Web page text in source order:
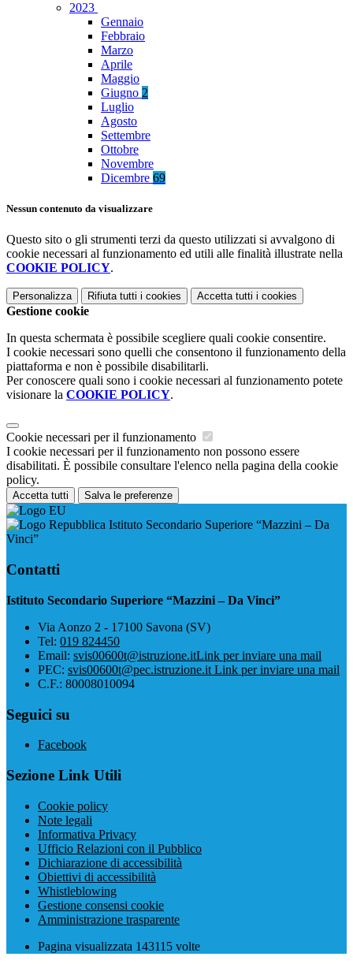
2023
Gennaio
Febbraio
Marzo
Aprile
Maggio
Giugno 2
Luglio
Agosto
Settembre
Ottobre
Novembre
Dicembre 69
Nessun contenuto da visualizzare
Questo sito o gli strumenti terzi da questo utilizzati si avvalgono di
cookie necessari al funzionamento ed utili alle finalità illustrate nella
COOKIE POLICY.
Personalizza Rifiuta tutti i cookies Accetta tutti i cookies
Gestione cookie
In questa schermata è possibile scegliere quali cookie consentire.
I cookie necessari sono quelli che consentono il funzionamento della
piattaforma e non è possibile disabilitarli.
Per conoscere quali sono i cookie necessari al funzionamento potete
visionare la COOKIE POLICY.
Cookie necessari per il funzionamento
I cookie necessari per il funzionamento non possono essere
disabilitati. È possibile consultare l'elenco nella pagina della cookie
policy.
Accetta tutti Salva le preferenze
Istituto Secondario Superiore “Mazzini – Da
Vinci”
Contatti
Istituto Secondario Superiore “Mazzini – Da Vinci”
Via Aonzo 2 - 17100 Savona (SV)
Tel: 019 824450
Email: svis00600t@istruzione.itLink per inviare una mail
PEC: svis00600t@pec.istruzione.it Link per inviare una mail
C.F.: 80008010094
Seguici su
Facebook
Sezione Link Utili
Cookie policy
Note legali
Informativa Privacy
Ufficio Relazioni con il Pubblico
Dichiarazione di accessibilità
Obiettivi di accessibilità
Whistleblowing
Gestione consensi cookie
Amministrazione trasparente
Pagina visualizzata 143115 volte